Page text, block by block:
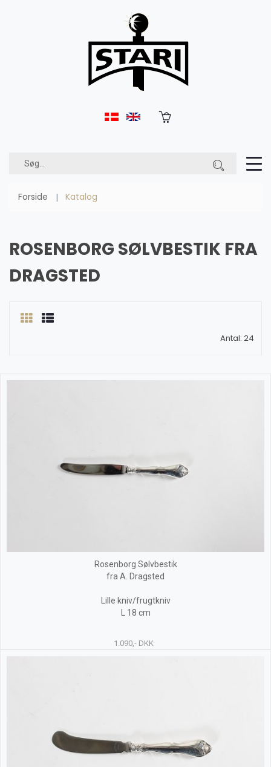
Forside Katalog
ROSENBORG SØLVBESTIK FRA
DRAGSTED
Antal: 24
Rosenborg Sølvbestik
fra A. Dragsted
Lille kniv/frugtkniv
L 18 cm
1.090,- DKK